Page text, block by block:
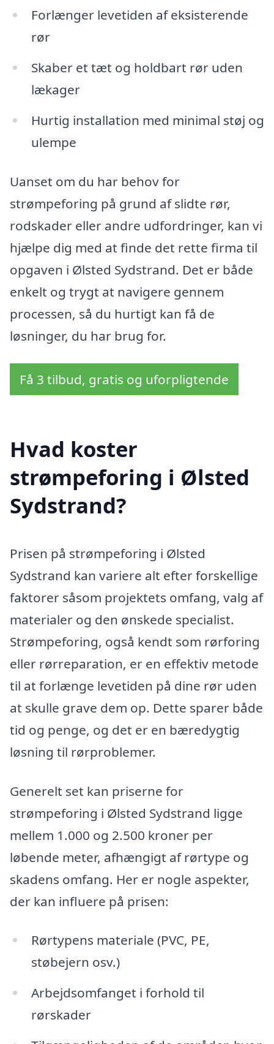
Forlænger levetiden af eksisterende
rør
Skaber et tæt og holdbart rør uden
lækager
Hurtig installation med minimal støj og
ulempe
Uanset om du har behov for
strømpeforing på grund af slidte rør,
rodskader eller andre udfordringer, kan vi
hjælpe dig med at finde det rette firma til
opgaven i Ølsted Sydstrand. Det er både
enkelt og trygt at navigere gennem
processen, så du hurtigt kan få de
løsninger, du har brug for.
Få 3 tilbud, gratis og uforpligtende
Hvad koster
strømpeforing i Ølsted
Sydstrand?
Prisen på strømpeforing i Ølsted
Sydstrand kan variere alt efter forskellige
faktorer såsom projektets omfang, valg af
materialer og den ønskede specialist.
Strømpeforing, også kendt som rørforing
eller rørreparation, er en effektiv metode
til at forlænge levetiden på dine rør uden
at skulle grave dem op. Dette sparer både
tid og penge, og det er en bæredygtig
løsning til rørproblemer.
Generelt set kan priserne for
strømpeforing i Ølsted Sydstrand ligge
mellem 1.000 og 2.500 kroner per
løbende meter, afhængigt af rørtype og
skadens omfang. Her er nogle aspekter,
der kan influere på prisen:
Rørtypens materiale (PVC, PE,
støbejern osv.)
Arbejdsomfanget i forhold til
rørskader